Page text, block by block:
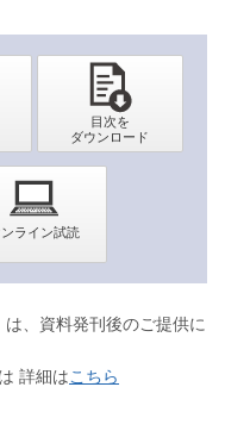
、資料発刊後のご提供に
詳細はこちら